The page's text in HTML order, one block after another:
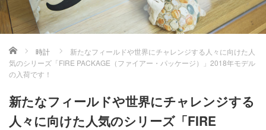
ホーム 時計
新たなフィールドや世界にチャレンジする人々に向けた人
気のシリーズ「FIRE PACKAGE（ファイアー・パッケージ）」2018年モデル
の入荷です！
新たなフィールドや世界にチャレンジする
人々に向けた人気のシリーズ「FIRE